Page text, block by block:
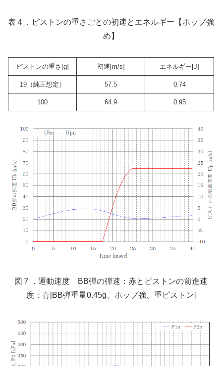
表４．ピストンの重さごとの初速とエネルギー【ホップ強
め】
ピストンの重さ[g] 初速[m/s] エネルギー[J]
19（純正想定） 57.5 0.74
100 64.9 0.95
図７．運動速度 BB弾の弾速：赤とピストンの前進速
度：青[BB弾重量0.45g、ホップ強、重ピストン]